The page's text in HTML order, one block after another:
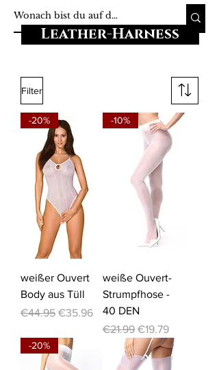
Leather-Harness
Filter
-20%
weißer Ouvert
Body aus Tüll
Regular Price
€44.95 Sale Price
€35.96
-10%
weiße Ouvert-
Strumpfhose -
40 DEN
Regular Price
€21.99 Sale Price
€19.79
-20%